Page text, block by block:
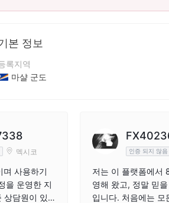
본 정보
록지역
마샬 군도
사 전체 이름
InnovateCorp Ltd
멕시코
며 사용하기
을 운영한 지
상담원이 있
인증 되지 않음
저는 이 플랫폼에서
영해 왔고, 정말 믿
입니다. 처음에는 모